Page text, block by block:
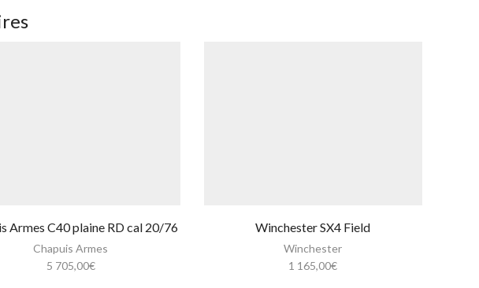
Armes C40 plaine RD cal 20/76
Chapuis Armes
5 705,00€
Winchester SX4 Field
Winchester
1 165,00€